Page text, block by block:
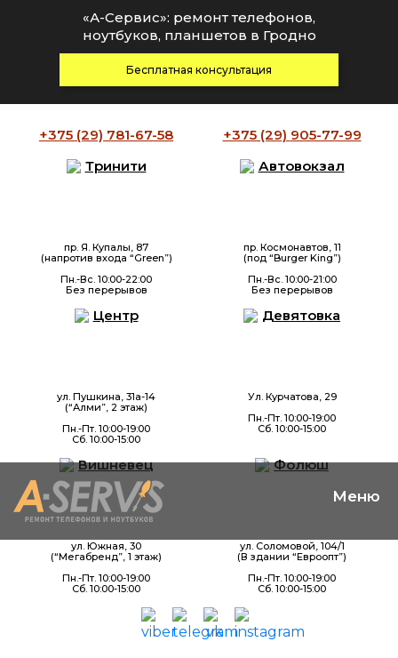
+375 (29) 781-67-58 +375 (29) 905-77-99
Тринити
пр. Я. Купалы, 87
(напротив входа “Green”)
Пн.-Вс. 10:00-22:00
Без перерывов
Автовокзал
пр. Космонавтов, 11
(под “Burger King”)
Пн.-Вс. 10:00-21:00
Без перерывов
Центр
ул. Пушкина, 31а-14
(“Алми”, 2 этаж)
Пн.-Пт. 10:00-19:00
Сб. 10:00-15:00
Девятовка
Ул. Курчатова, 29
Пн.-Пт. 10:00-19:00
Сб. 10:00-15:00
Вишневец
ул. Южная, 30
(“Мегабренд”, 1 этаж)
Пн.-Пт. 10:00-19:00
Сб. 10:00-15:00
Фолюш
ул. Соломовой, 104/1
(В здании “Евроопт”)
Пн.-Пт. 10:00-19:00
Сб. 10:00-15:00
«А-Сервис»: ремонт телефонов,
ноутбуков, планшетов в Гродно
Бесплатная консультация